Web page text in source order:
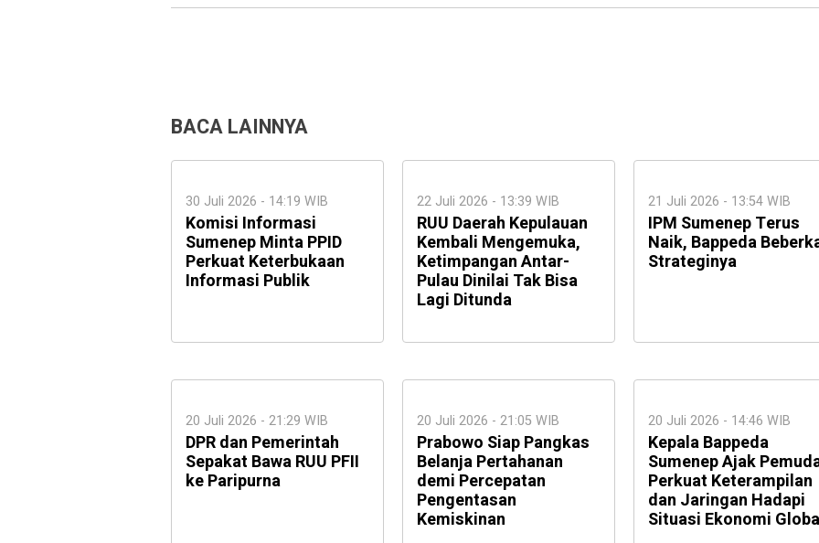
BACA LAINNYA
30 Juli 2026 - 14:19 WIB
Komisi Informasi
Sumenep Minta PPID
Perkuat Keterbukaan
Informasi Publik
22 Juli 2026 - 13:39 WIB
RUU Daerah Kepulauan
Kembali Mengemuka,
Ketimpangan Antar-
Pulau Dinilai Tak Bisa
Lagi Ditunda
21 Juli 2026 - 13:54 WIB
IPM Sumenep Terus
Naik, Bappeda
Strateginya
20 Juli 2026 - 21:29 WIB
DPR dan Pemerintah
Sepakat Bawa RUU PFII
ke Paripurna
20 Juli 2026 - 21:05 WIB
Prabowo Siap Pangkas
Belanja Pertahanan
demi Percepatan
Pengentasan
Kemiskinan
20 Juli 2026 - 14:46 WIB
Kepala Bappeda
Sumenep Ajak
Perkuat Keterampilan
dan Jaringan Hadapi
Situasi Ekonomi